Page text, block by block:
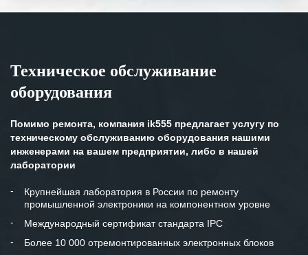
Особенно хочется отметить высокую
клиентоориентированность
готовность помочь в самых сложных
Мы высоко ценим сложившиеся
и доверительные партнерские
отношения и искренне желаем
«Инженерной компании «555» долгих
лет успеха и процветания.
Техническое обслуживание
оборудования
Помимо ремонта, компания ik555 предлагает услугу по
техническому обслуживанию оборудования нашими
инженерами на вашем предприятии, либо в нашей
лаборатории
Крупнейшая лаборатория в России по ремонту
промышленной электроники на компонентном уровне
Международный сертификат стандарта IPC
Более 10 000 отремонтированных электронных блоков